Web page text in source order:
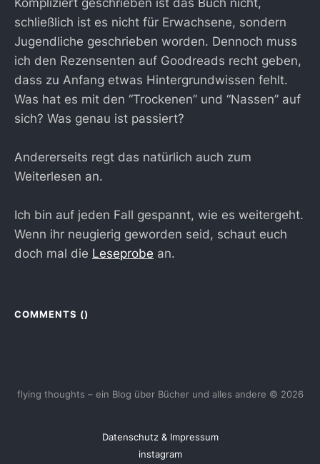
schließlich ist es nicht für Erwachsene, sondern
Jugendliche geschrieben worden. Dennoch muss
ich den Rezensenten auf Goodreads recht geben,
dass zu Anfang etwas Hintergrundwissen fehlt.
Was hat es mit den “Trockenen” und “Nassen” auf
sich? Was genau ist passiert?
Andererseits regt das natürlich auch zum
Weiterlesen an.
Ich bin auf jeden Fall gespannt, wie es weitergeht.
Wenn ihr neugierig geworden seid, schaut euch
doch mal die Leseprobe an.
COMMENTS ()
flying thoughts – ein Blog über Bücher und alles andere © 2026
Datenschutz & Impressum
instagram